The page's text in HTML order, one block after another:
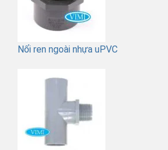
Nối ren ngoài nhựa uPVC